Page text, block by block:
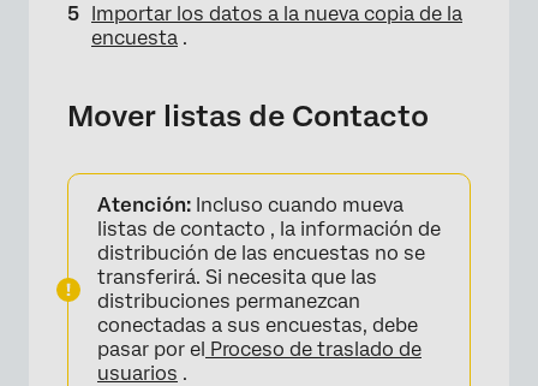
×
Importar los datos a la nueva copia de la
encuesta .
Mover listas de Contacto
Atención: Incluso cuando mueva
listas de contacto , la información de
distribución de las encuestas no se
transferirá. Si necesita que las
distribuciones permanezcan
conectadas a sus encuestas, debe
pasar por el Proceso de traslado de
usuarios .